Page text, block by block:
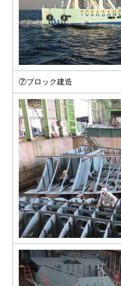
⑦ブロック建造